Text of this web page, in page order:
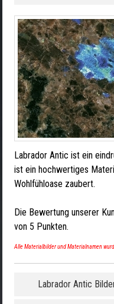
Labrador Antic ist ein
ist ein hochwertiges
Wohlfühloase zaubert.
Die Bewertung unserer
von 5 Punkten.
Alle Materialbilder und Materialnamen
Labrador Antic